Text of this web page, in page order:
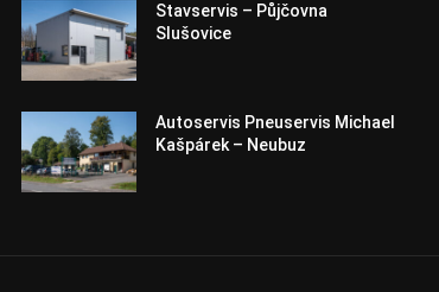
Stavservis – Půjčovna
Slušovice
Autoservis Pneuservis Michael
Kašpárek – Neubuz